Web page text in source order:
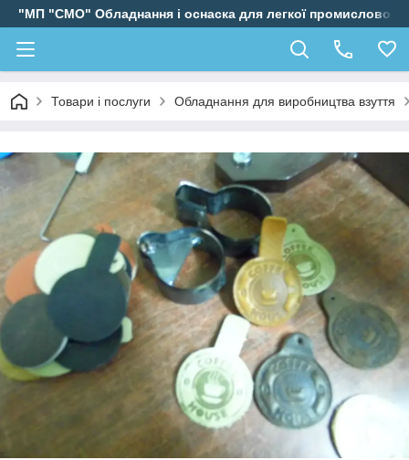
"МП "СМО" Обладнання і оснаска для легкої промисловості
Товари і послуги Обладнання для виробництва взуття